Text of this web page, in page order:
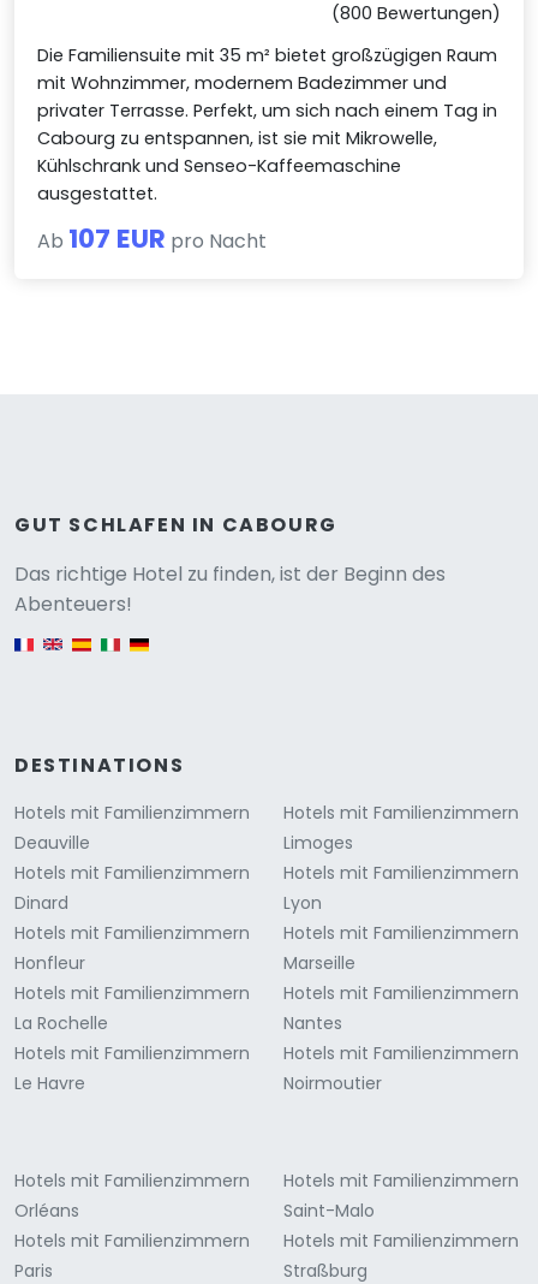
(800 Bewertungen)
Die Familiensuite mit 35 m² bietet großzügigen Raum
mit Wohnzimmer, modernem Badezimmer und
privater Terrasse. Perfekt, um sich nach einem Tag in
Cabourg zu entspannen, ist sie mit Mikrowelle,
Kühlschrank und Senseo-Kaffeemaschine
ausgestattet.
Ab 107 EUR pro Nacht
GUT SCHLAFEN IN CABOURG
Das richtige Hotel zu finden, ist der Beginn des
Abenteuers!
English version
DESTINATIONS
Hotels mit Familienzimmern
Deauville
Hotels mit Familienzimmern
Dinard
Hotels mit Familienzimmern
Honfleur
Hotels mit Familienzimmern
La Rochelle
Hotels mit Familienzimmern
Le Havre
Hotels mit Familienzimmern
Limoges
Hotels mit Familienzimmern
Lyon
Hotels mit Familienzimmern
Marseille
Hotels mit Familienzimmern
Nantes
Hotels mit Familienzimmern
Noirmoutier
Hotels mit Familienzimmern
Orléans
Hotels mit Familienzimmern
Paris
Hotels mit Familienzimmern
Saint-Malo
Hotels mit Familienzimmern
Straßburg